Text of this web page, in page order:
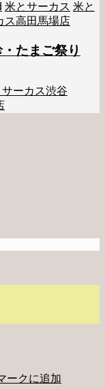
米とサーカス 米と
ス高田馬場店
たまご祭り
ーカス渋谷